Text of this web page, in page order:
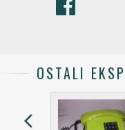
OSTALI
arrow_back_ios